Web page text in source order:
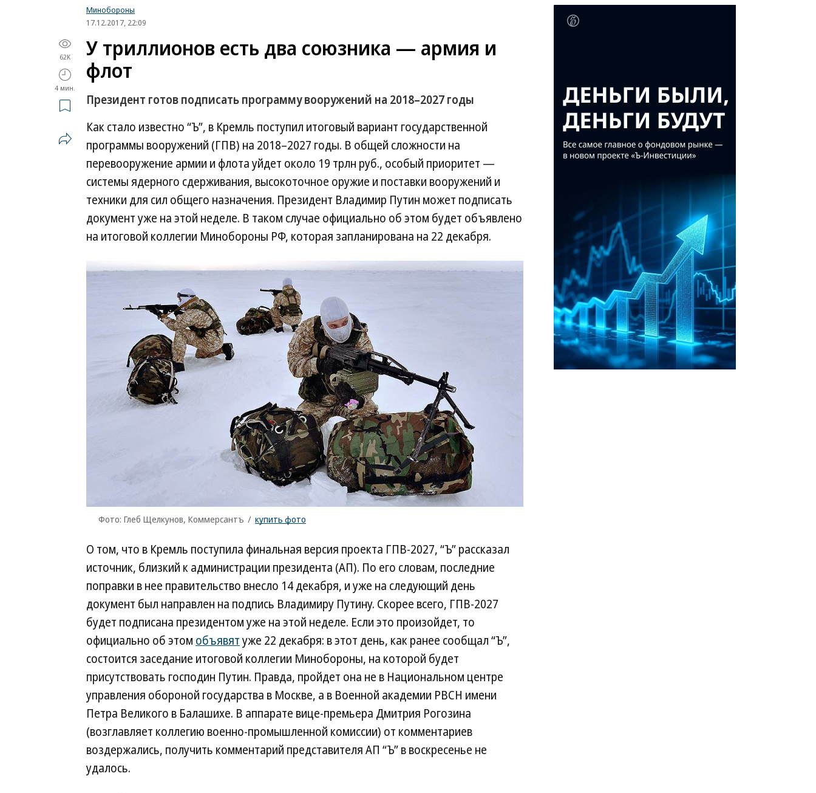
Минобороны
17.12.2017, 22:09
62K
4 мин.
У триллионов есть два союзника — армия и
флот
Президент готов подписать программу вооружений на 2018–2027 годы
Как стало известно “Ъ”, в Кремль поступил итоговый вариант государственной
программы вооружений (ГПВ) на 2018–2027 годы. В общей сложности на
перевооружение армии и флота уйдет около 19 трлн руб., особый приоритет —
системы ядерного сдерживания, высокоточное оружие и поставки вооружений и
техники для сил общего назначения. Президент Владимир Путин может подписать
документ уже на этой неделе. В таком случае официально об этом будет объявлено
на итоговой коллегии Минобороны РФ, которая запланирована на 22 декабря.
Фото: Глеб Щелкунов, Коммерсантъ / купить фото
О том, что в Кремль поступила финальная версия проекта ГПВ-2027, “Ъ” рассказал
источник, близкий к администрации президента (АП). По его словам, последние
поправки в нее правительство внесло 14 декабря, и уже на следующий день
документ был направлен на подпись Владимиру Путину. Скорее всего, ГПВ-2027
будет подписана президентом уже на этой неделе. Если это произойдет, то
официально об этом объявятуже 22 декабря: в этот день, как ранее сообщал “Ъ”,
состоится заседание итоговой коллегии Минобороны, на которой будет
присутствовать господин Путин. Правда, пройдет она не в Национальном центре
управления обороной государства в Москве, а в Военной академии РВСН имени
Петра Великого в Балашихе. В аппарате вице-премьера Дмитрия Рогозина
(возглавляет коллегию военно-промышленной комиссии) от комментариев
воздержались, получить комментарий представителя АП “Ъ” в воскресенье не
удалось.